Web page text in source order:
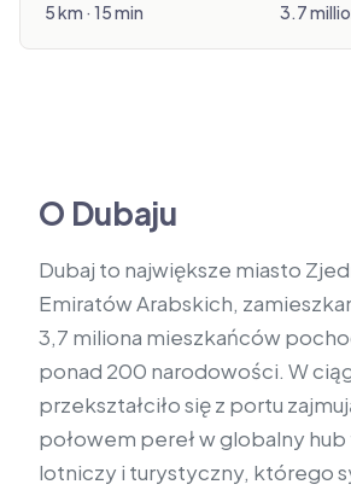
5 km · 15 min 3.7
O Dubaju
Dubaj to największe miasto
Emiratów Arabskich,
3,7 miliona mieszkańców
ponad 200 narodowości. W
przekształciło się z portu
połowem pereł w globalny hub
lotniczy i turystyczny, którego